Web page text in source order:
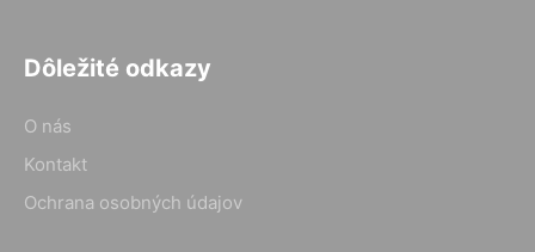
Dôležité odkazy
O nás
Kontakt
Ochrana osobných údajov